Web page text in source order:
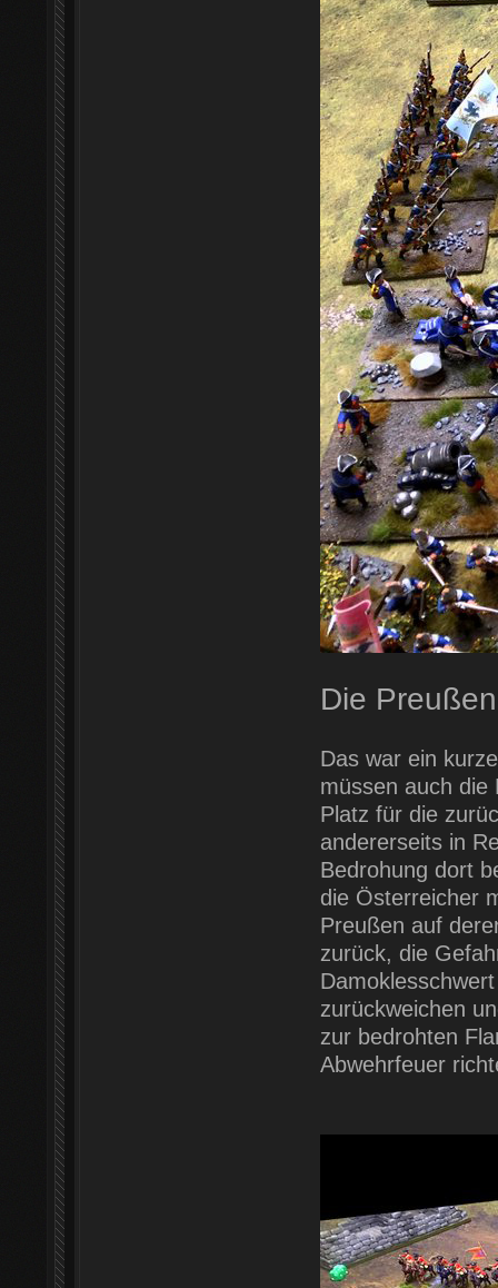
Die
Das war ein
müssen auch die
Platz für die
andererseits in
Bedrohung dort
die Österreicher
Preußen auf
zurück, die
zurückweichen
zur bedrohten
Abwehrfeuer